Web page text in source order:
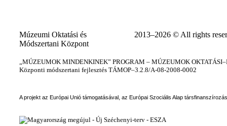
Múzeumi Oktatási és
Módszertani Központ
2013–2026 © All rights
„MÚZEUMOK MINDENKINEK” PROGRAM – MÚZEUMOK
Központi módszertani fejlesztés TÁMOP–3.2.8/A-08-2008-0002
A projekt az Európai Unió támogatásával, az Európai Szociális Alap